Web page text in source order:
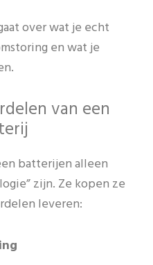
over wat je echt
en wat je
van een
batterijen alleen
zijn. Ze kopen ze
leveren: